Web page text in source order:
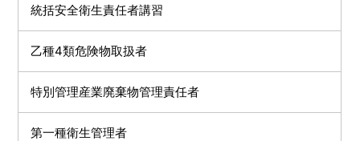
統括安全衛生責任者講習
乙種4類危険物取扱者
特別管理産業廃棄物管理責任者
第一種衛生管理者